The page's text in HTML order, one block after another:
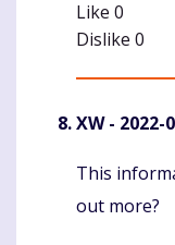
Like 0
Dislike 0
XW- 2022-
Komentaras
This
out more?